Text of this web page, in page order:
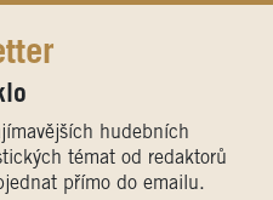
hudebních
témat od redaktorů
přímo do emailu.